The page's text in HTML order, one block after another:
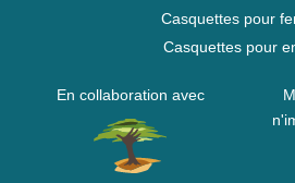
Casquettes pour
Casquettes pour
En collaboration avec